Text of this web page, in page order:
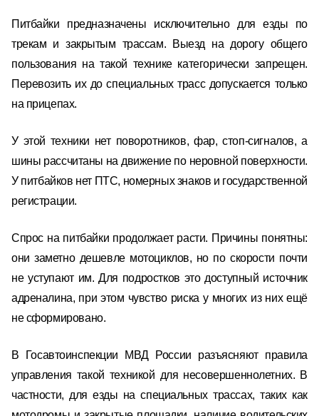
Питбайки предназначены исключительно для езды по
трекам и закрытым трассам. Выезд на дорогу общего
пользования на такой технике категорически запрещен.
Перевозить их до специальных трасс допускается только
на прицепах.
У этой техники нет поворотников, фар, стоп-сигналов, а
шины рассчитаны на движение по неровной поверхности.
У питбайков нет ПТС, номерных знаков и государственной
регистрации.
Спрос на питбайки продолжает расти. Причины понятны:
они заметно дешевле мотоциклов, но по скорости почти
не уступают им. Для подростков это доступный источник
адреналина, при этом чувство риска у многих из них ещё
не сформировано.
В Госавтоинспекции МВД России разъясняют правила
управления такой техникой для несовершеннолетних. В
частности, для езды на специальных трассах, таких как